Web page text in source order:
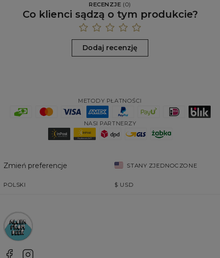
RECENZJE (0)
Co klienci sądzą o tym produkcie?
Dodaj recenzję
METODY PŁATNOŚCI
NASI PARTNERZY
Zmień preferencje STANY ZJEDNOCZONE
POLSKI $ USD